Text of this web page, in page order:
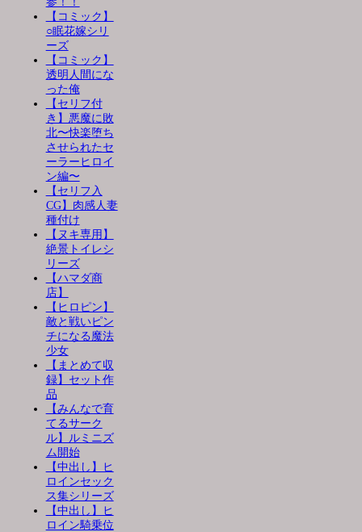
【コミック】
○眠花嫁シリ
ーズ
【コミック】
透明人間にな
った俺
【セリフ付
き】悪魔に敗
北〜快楽堕ち
させられたセ
ーラーヒロイ
ン編〜
【セリフ入
CG】肉感人妻
種付け
【ヌキ専用】
絶景トイレシ
リーズ
【ハマダ商
店】
【ヒロピン】
敵と戦いピン
チになる魔法
少女
【まとめて収
録】セット作
品
【みんなで育
てるサーク
ル】ルミニズ
ム開始
【中出し】ヒ
ロインセック
ス集シリーズ
【中出し】ヒ
ロイン騎乗位